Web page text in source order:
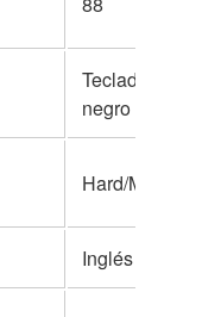
Teclado GHC
negro mate
Hard/Medium/
Inglés